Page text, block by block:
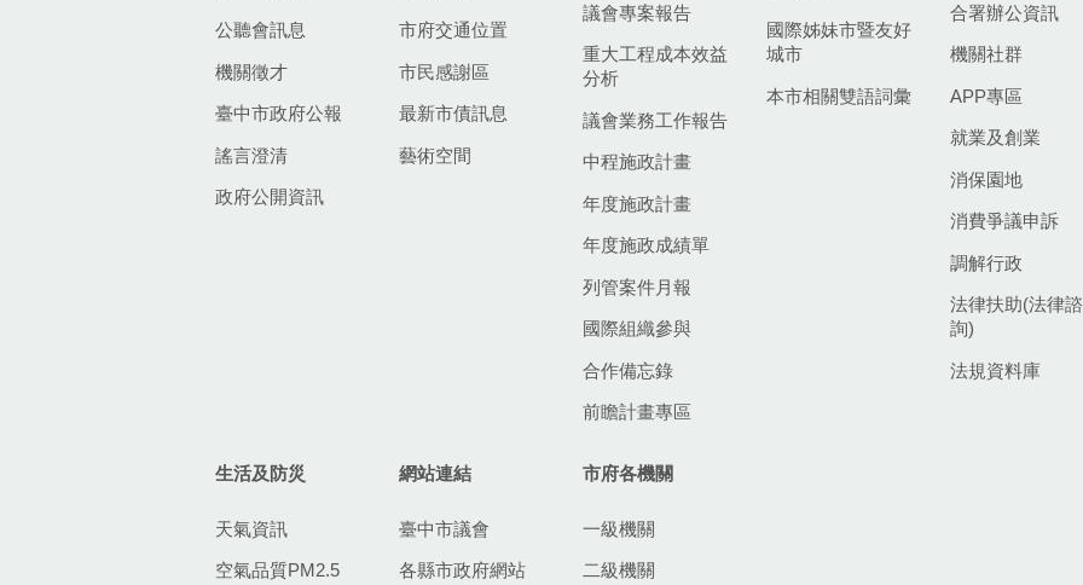
公聽會訊息
機關徵才
臺中市政府公報
謠言澄清
政府公開資訊
市府交通位置
市民感謝區
最新市債訊息
藝術空間
議會專案報告
重大工程成本效益
分析
議會業務工作報告
中程施政計畫
年度施政計畫
年度施政成績單
列管案件月報
國際組織參與
合作備忘錄
前瞻計畫專區
國際姊妹市暨友好
城市
本市相關雙語詞彙
合署辦公資訊
機關社群
APP專區
就業及創業
消保園地
消費爭議申訴
調解行政
法律扶助(法律諮
詢)
法規資料庫
生活及防災
天氣資訊
空氣品質PM2.5
網站連結
臺中市議會
各縣市政府網站
市府各機關
一級機關
二級機關